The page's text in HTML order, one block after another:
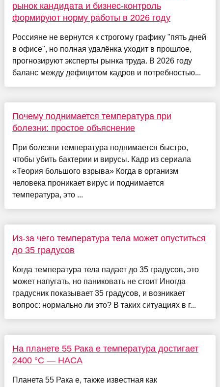
рынок кандидата и бизнес-контроль
формируют норму работы в 2026 году
Россияне не вернутся к строгому графику "пять дней
в офисе", но полная удалёнка уходит в прошлое,
прогнозируют эксперты рынка труда. В 2026 году
баланс между дефицитом кадров и потребностью...
Почему поднимается температура при
болезни: простое объяснение
При болезни температура поднимается быстро,
чтобы убить бактерии и вирусы. Кадр из сериала
«Теория большого взрыва» Когда в организм
человека проникает вирус и поднимается
температура, это ...
Из-за чего температура тела может опуститься
до 35 градусов
Когда температура тела падает до 35 градусов, это
может напугать, но паниковать не стоит Иногда
градусник показывает 35 градусов, и возникает
вопрос: нормально ли это? В таких ситуациях в г...
На планете 55 Рака e температура достигает
2400 °C — НАСА
Планета 55 Рака e, также известная как